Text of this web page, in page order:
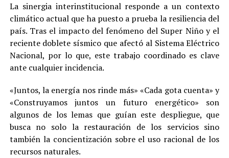
La sinergia interinstitucional responde a un contexto
climático actual que ha puesto a prueba la resiliencia del
país. Tras el impacto del fenómeno del Super Niño y el
reciente doblete sísmico que afectó al Sistema Eléctrico
Nacional, por lo que, este trabajo coordinado es clave
ante cualquier incidencia.
«Juntos, la energía nos rinde más» «Cada gota cuenta» y
«Construyamos juntos un futuro energético» son
algunos de los lemas que guían este despliegue, que
busca no solo la restauración de los servicios sino
también la concientización sobre el uso racional de los
recursos naturales.